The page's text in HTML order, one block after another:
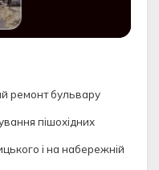
ремонт бульвару
пішохідних
і на набережній